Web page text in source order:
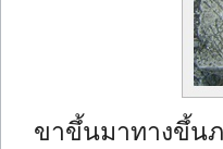
ขาขึ้นมาทางขึ้นภ